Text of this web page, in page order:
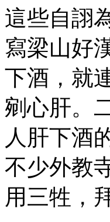
這些自詡
寫梁山好
下酒，就
剜心肝。
人肝下酒
不少外教
用三牲，